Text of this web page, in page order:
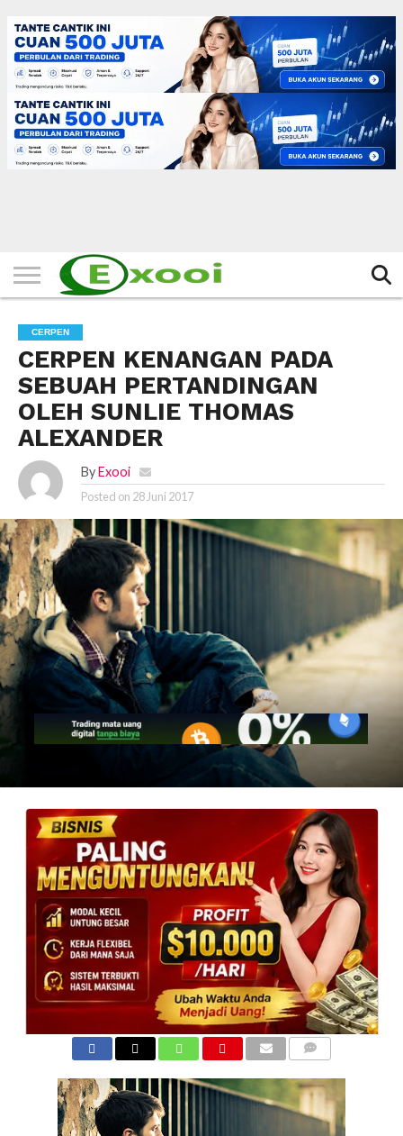
HOME
FILTER
BERITA
BIODATA
CERITA
CERPEN
EKSKLUSIF
FOTO
VIDEO
TIPS
MORE
CERPEN
CERPEN KENANGAN PADA
SEBUAH PERTANDINGAN
OLEH SUNLIE THOMAS
ALEXANDER
By Exooi
Posted on 28 Juni 2017